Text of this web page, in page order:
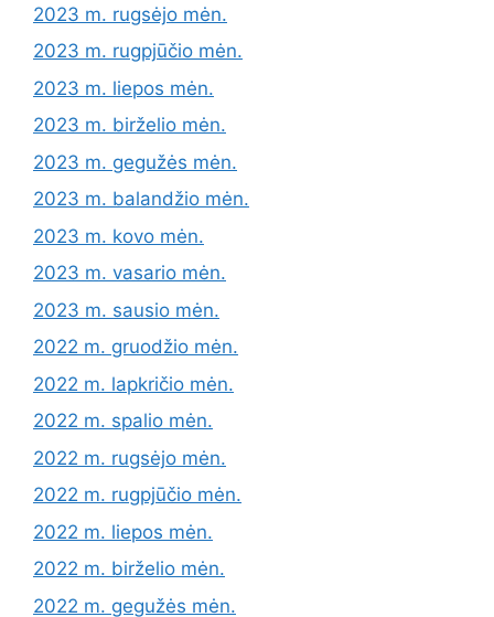
2023 m. rugsėjo mėn.
2023 m. rugpjūčio mėn.
2023 m. liepos mėn.
2023 m. birželio mėn.
2023 m. gegužės mėn.
2023 m. balandžio mėn.
2023 m. kovo mėn.
2023 m. vasario mėn.
2023 m. sausio mėn.
2022 m. gruodžio mėn.
2022 m. lapkričio mėn.
2022 m. spalio mėn.
2022 m. rugsėjo mėn.
2022 m. rugpjūčio mėn.
2022 m. liepos mėn.
2022 m. birželio mėn.
2022 m. gegužės mėn.